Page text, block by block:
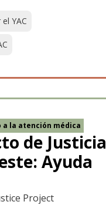
YAC
a la atención médica
de Justicia
Ayuda
Project